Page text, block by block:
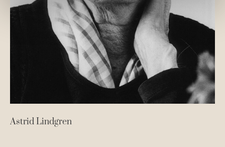
Astrid Lindgren